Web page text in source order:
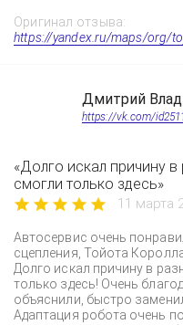
Оригинал отзыва:
https://yandex.ru/maps/org/
Дмитрий
https://vk.com/
«Долго искал причину
смогли только здесь»
11 марта
Автосервис очень
сцепления, Тойота
Долго искал причину в
только здесь! Очень
объяснили, быстро
Адаптация робота очень